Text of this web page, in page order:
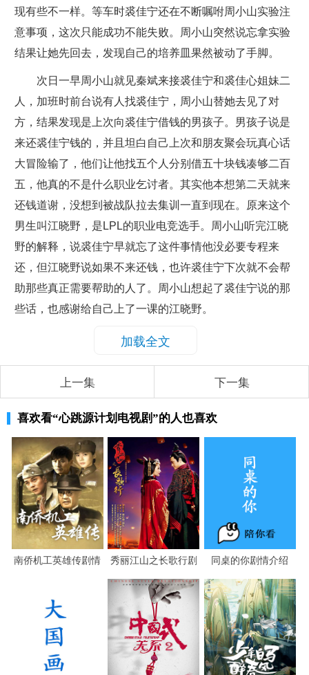
现有些不一样。等车时裘佳宁还在不断嘱咐周小山实验注
意事项，这次只能成功不能失败。周小山突然说忘拿实验
结果让她先回去，发现自己的培养皿果然被动了手脚。
次日一早周小山就见秦斌来接裘佳宁和裘佳心姐妹二
人，加班时前台说有人找裘佳宁，周小山替她去见了对
方，结果发现是上次向裘佳宁借钱的男孩子。男孩子说是
来还裘佳宁钱的，并且坦白自己上次和朋友聚会玩真心话
大冒险输了，他们让他找五个人分别借五十块钱凑够二百
五，他真的不是什么职业乞讨者。其实他本想第二天就来
还钱道谢，没想到被战队拉去集训一直到现在。原来这个
男生叫江晓野，是LPL的职业电竞选手。周小山听完江晓
野的解释，说裘佳宁早就忘了这件事情他没必要专程来
还，但江晓野说如果不来还钱，也许裘佳宁下次就不会帮
助那些真正需要帮助的人了。周小山想起了裘佳宁说的那
些话，也感谢给自己上了一课的江晓野。
加载全文
上一集 下一集
喜欢看“心跳源计划电视剧”的人也喜欢
南侨机工英雄传剧情
秀丽江山之长歌行剧
情介绍
同桌的你剧情介绍